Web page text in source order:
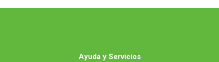
Ayuda y Servicios